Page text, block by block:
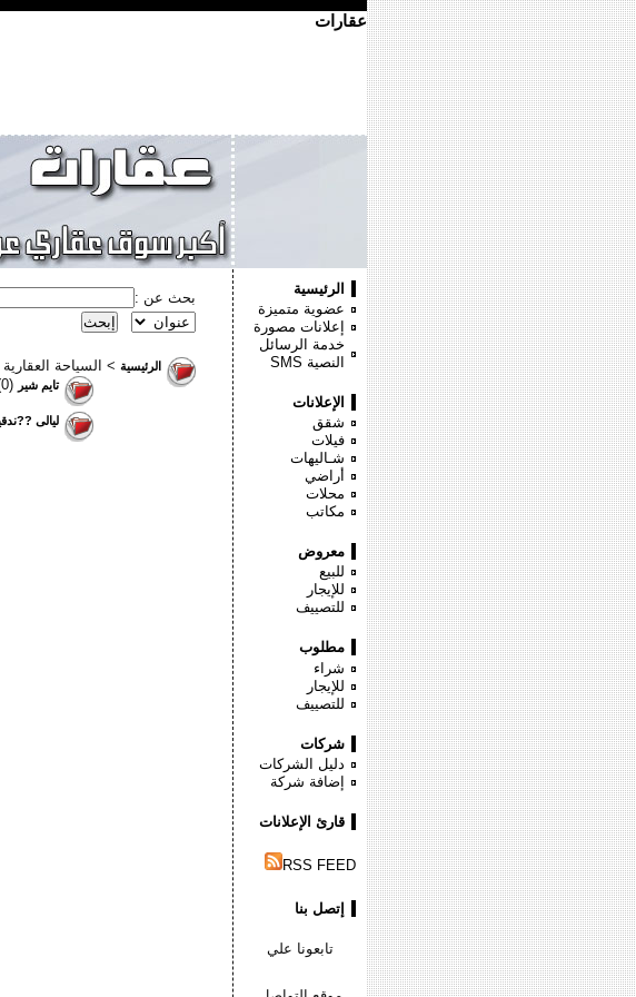
عقارات
بحث عن :
الرئيسية > السياحة العقارية
تايم شير (0)
ليالى
الرئيسية
عضوية متميزة
إعلانات مصورة
خدمة الرسائل
النصية SMS
الإعلانات
شقق
فيلات
شـاليهات
أراضي
محلات
مكاتب
معروض
للبيع
للإيجار
للتصييف
مطلوب
شراء
للإيجار
للتصييف
شركات
دليل الشركات
إضافة شركة
قارئ الإعلانات
RSS FEED
إتصل بنا
تابعونا علي